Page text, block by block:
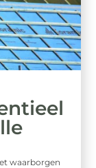
waarborgen